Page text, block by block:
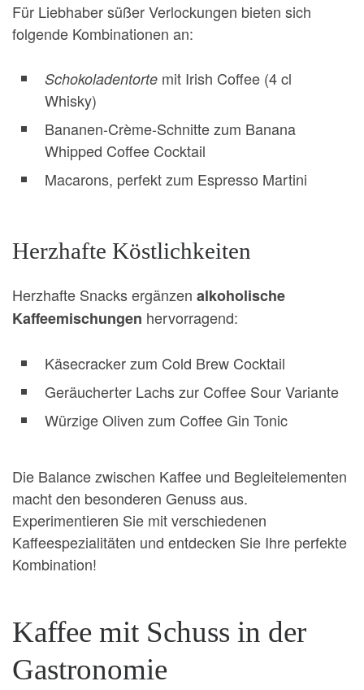
Für Liebhaber süßer Verlockungen bieten sich
folgende Kombinationen an:
Schokoladentorte mit Irish Coffee (4 cl
Whisky)
Bananen-Crème-Schnitte zum Banana
Whipped Coffee Cocktail
Macarons, perfekt zum Espresso Martini
Herzhafte Köstlichkeiten
Herzhafte Snacks ergänzen alkoholische
Kaffeemischungen hervorragend:
Käsecracker zum Cold Brew Cocktail
Geräucherter Lachs zur Coffee Sour Variante
Würzige Oliven zum Coffee Gin Tonic
Die Balance zwischen Kaffee und Begleitelementen
macht den besonderen Genuss aus.
Experimentieren Sie mit verschiedenen
Kaffeespezialitäten und entdecken Sie Ihre perfekte
Kombination!
Kaffee mit Schuss in der
Gastronomie